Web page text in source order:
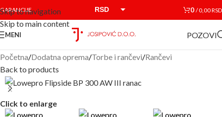
Skip to navigation
Skip to main content
GARANCIJE RSD 0 /0,00RSD
MENI POZOVI
Početna/Dodatna oprema/Torbe i rančevi/Rančevi
Back to products
Click to enlarge